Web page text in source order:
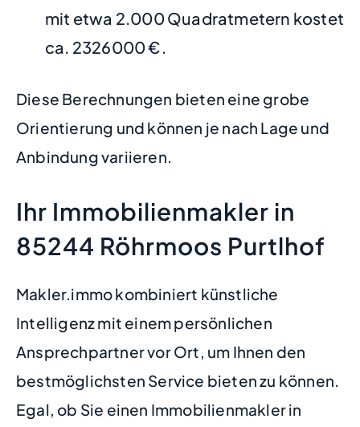
mit etwa 2.000 Quadratmetern kostet
ca. 2326000 €.
Diese Berechnungen bieten eine grobe
Orientierung und können je nach Lage und
Anbindung variieren.
Ihr Immobilienmakler in
85244 Röhrmoos Purtlhof
Makler.immo kombiniert künstliche
Intelligenz mit einem persönlichen
Ansprechpartner vor Ort, um Ihnen den
bestmöglichsten Service bieten zu können.
Egal, ob Sie einen Immobilienmakler in